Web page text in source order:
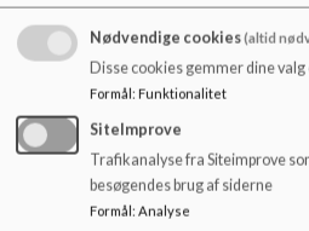
Skolestart
For kommende forældre afholdes
informationsmøde den 25.
forældremøde den 9. juni 2026.
Læs mere
Nødvendige cookies(altid
Disse cookies gemmer dine
Formål: Funktionalitet
SiteImprove
Trafikanalyse fra Siteimprove
besøgendes brug af siderne
Formål : Analyse